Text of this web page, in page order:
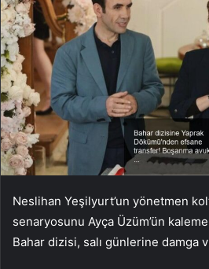
Neslihan Yeşilyurt’un yönetmen
senaryosunu Ayça Üzüm’ün kaleme
Bahar dizisi, salı günlerine damga